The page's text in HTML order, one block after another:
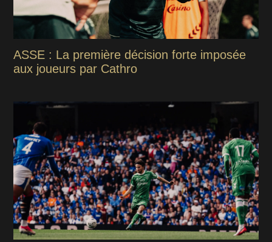
ASSE : La première décision forte imposée
aux joueurs par Cathro